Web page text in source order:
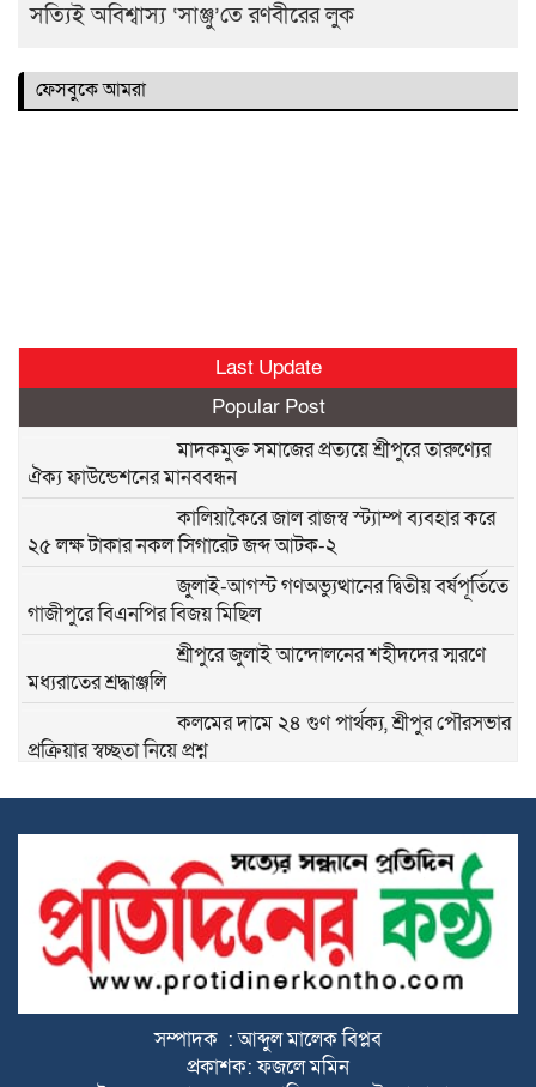
সত্যিই অবিশ্বাস্য ‘সাঞ্জু’তে রণবীরের লুক
ফেসবুকে আমরা
Last Update
Popular Post
মাদকমুক্ত সমাজের প্রত্যয়ে শ্রীপুরে তারুণ্যের
ঐক্য ফাউন্ডেশনের মানববন্ধন
কালিয়াকৈরে জাল রাজস্ব স্ট্যাম্প ব্যবহার করে
২৫ লক্ষ টাকার নকল সিগারেট জব্দ আটক-২
জুলাই-আগস্ট গণঅভ্যুত্থানের দ্বিতীয় বর্ষপূর্তিতে
গাজীপুরে বিএনপির বিজয় মিছিল
শ্রীপুরে জুলাই আন্দোলনের শহীদদের স্মরণে
মধ্যরাতের শ্রদ্ধাঞ্জলি
কলমের দামে ২৪ গুণ পার্থক্য, শ্রীপুর পৌরসভার
প্রক্রিয়ার স্বচ্ছতা নিয়ে প্রশ্ন
শ্রীপুরে জমি দখলকে কেন্দ্র করে সংঘর্ষ, নারীসহ
দুর্নীতি প্রতিরোধে শিক্ষার্থীদের নৈতিক মূল্যবোধ
গড়ে তুলতে বিদ্যালয়ে চালু হলো সততার
দোকান
শ্রীপুর উপজেলা স্বাস্থ্য কমপ্লেক্সে বিশ্ব মাতৃদুগ্ধ
সপ্তাহ উপলক্ষে র‍্যালি আলোচনা সভা ও
সপ্তাহব্যাপী কর্মসূচি
সম্পাদক : আব্দুল মালেক বিপ্লব
প্রকাশক: ফজলে মমিন